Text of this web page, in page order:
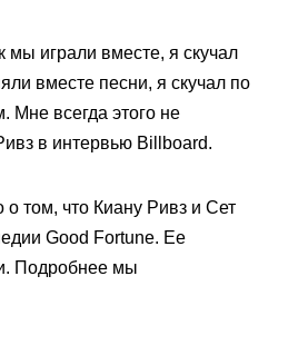
мы играли вместе, я скучал
вместе песни, я скучал по
Мне всегда этого не
в интервью Billboard.
о том, что Киану Ривз и Сет
Good Fortune. Ее
Подробнее мы